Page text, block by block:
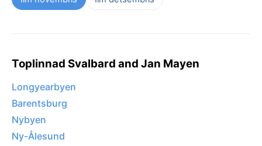
Toplinnad Svalbard and Jan Mayen
Longyearbyen
Barentsburg
Nybyen
Ny-Ålesund